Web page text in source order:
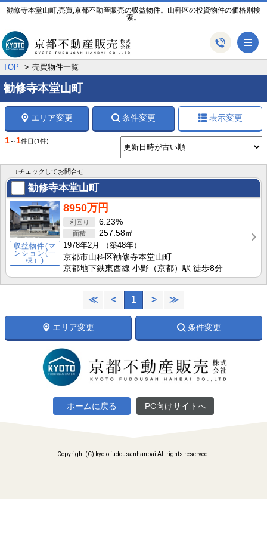
勧修寺本堂山町,売買,京都不動産販売の収益物件。山科区の投資物件の価格別検
索。
TOP 売買物件一覧
勧修寺本堂山町
エリア変更 条件変更 表示変更
1～1件目 (1件)
↓チェックしてお問合せ
勧修寺本堂山町
収益物件(マ
ンション(一
棟）)
8950万円
6.23%
257.58㎡
1978年2月
（築48年）
京都市山科区勧修寺本堂山町
京都地下鉄東西線 小野（京都）駅 徒歩8分
≪ < 1 > ≫
エリア変更 条件変更
ホームに戻る PC向けサイトへ
Copyright (C) kyoto fudousanhanbai All rights reserved.